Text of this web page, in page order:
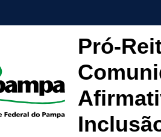
Pró-